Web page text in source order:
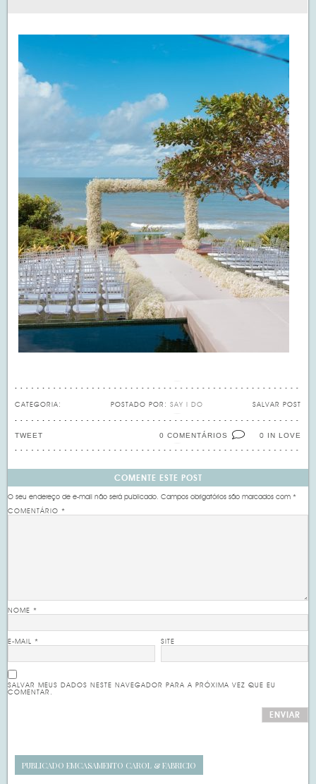
CATEGORIA: SALVAR POST
POSTADO POR: SAY I DO
0 IN LOVE
0 COMENTÁRIOS
TWEET
COMENTE ESTE POST
O seu endereço de e-mail não será publicado. Campos obrigatórios são marcados com*
COMENTÁRIO*
NOME*
E-MAIL* SITE
SALVAR MEUS DADOS NESTE NAVEGADOR PARA A PRÓXIMA VEZ QUE EU
COMENTAR.
PUBLICADO EMCASAMENTO CAROL & FABRICIO